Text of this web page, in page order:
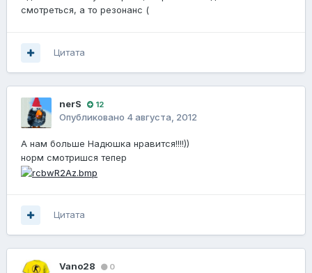
смотреться, а то резонанс (
Цитата
nerS 12
Опубликовано 4 августа, 2012
А нам больше Надюшка нравится!!!!))
норм смотришся тепер
Цитата
Vano28 0